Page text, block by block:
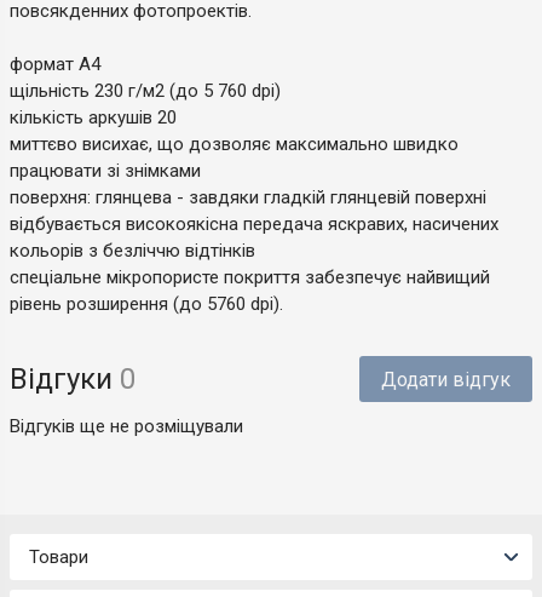
повсякденних фотопроектів.
формат А4
щільність 230 г/м2 (до 5 760 dpi)
кількість аркушів 20
миттєво висихає, що дозволяє максимально швидко
працювати зі знімками
поверхня: глянцева - завдяки гладкій глянцевій поверхні
відбувається високоякісна передача яскравих, насичених
кольорів з безліччю відтінків
спеціальне мікропористе покриття забезпечує найвищий
рівень розширення (до 5760 dpi).
Відгуки 0 Додати відгук
Відгуків ще не розміщували
Товари